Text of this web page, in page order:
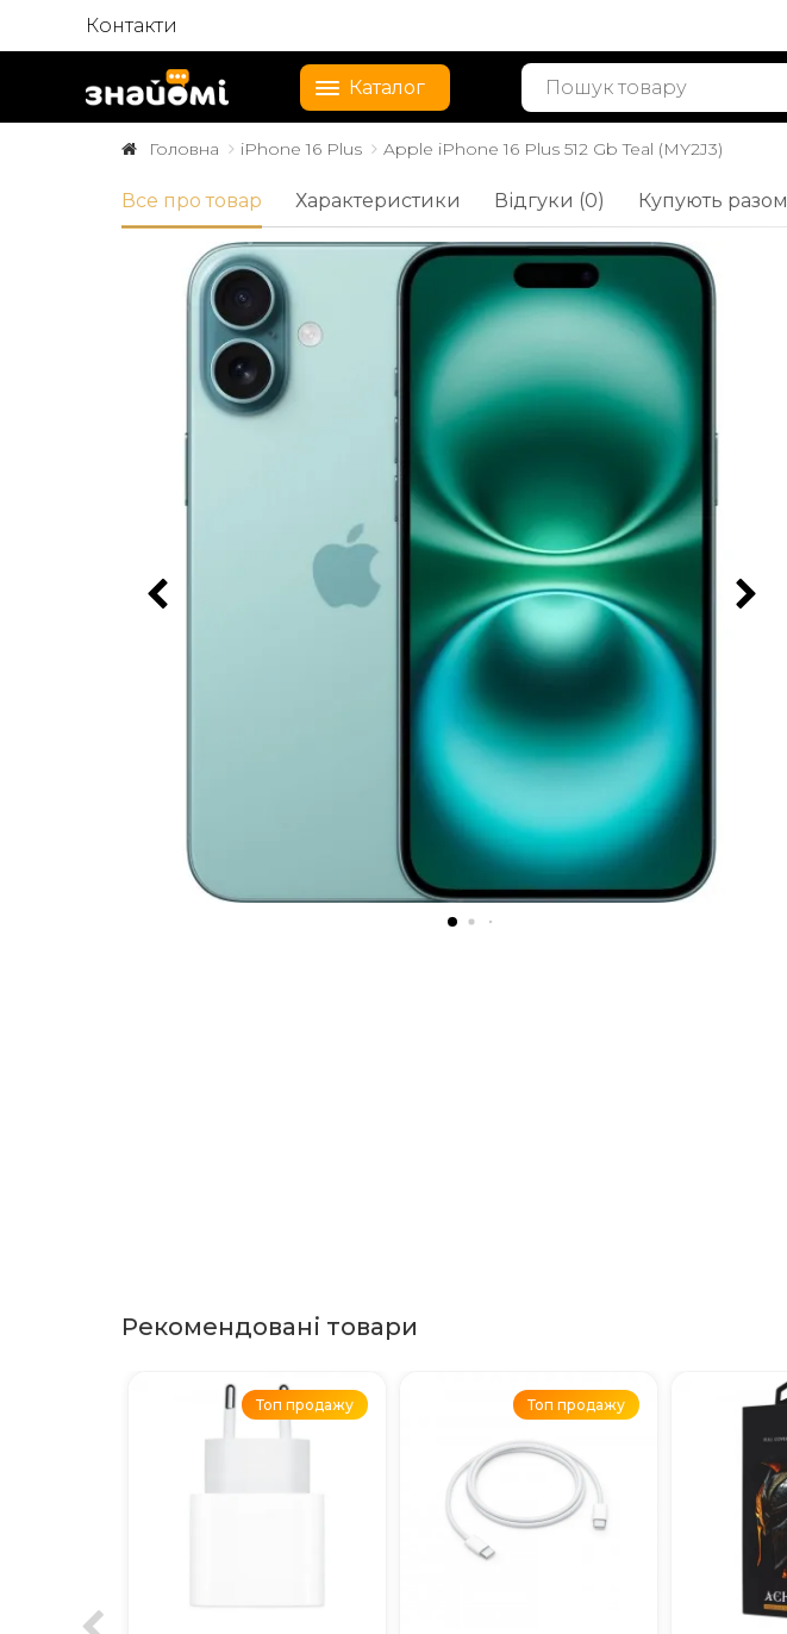
Контакти
Каталог
Головна iPhone 16 Plus Apple iPhone 16 Plus 512 Gb Teal (MY2J3)
Все про товар Характеристики Відгуки (0) Купують разом
Рекомендовані товари
Топ продажу Топ продажу